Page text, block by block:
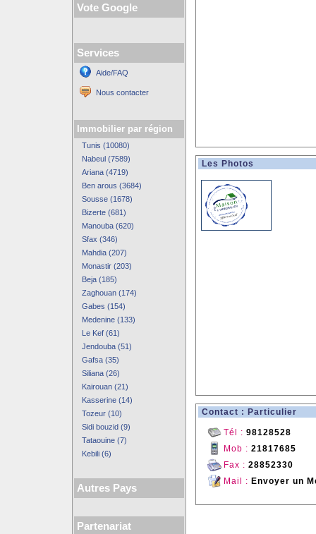
Vote Google
Services
Aide/FAQ
Nous contacter
Immobilier par région
Tunis (10080)
Nabeul (7589)
Ariana (4719)
Ben arous (3684)
Sousse (1678)
Bizerte (681)
Manouba (620)
Sfax (346)
Mahdia (207)
Monastir (203)
Beja (185)
Zaghouan (174)
Gabes (154)
Medenine (133)
Le Kef (61)
Jendouba (51)
Gafsa (35)
Siliana (26)
Kairouan (21)
Kasserine (14)
Tozeur (10)
Sidi bouzid (9)
Tataouine (7)
Kebili (6)
Autres Pays
Partenariat
Les Photos
Contact : Particulier
Tél : 98128528
Mob : 21817685
Fax : 28852330
Mail : Envoyer un